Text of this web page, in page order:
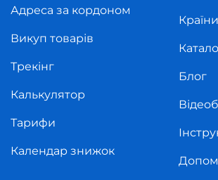
Адреса за кордоном
Викуп товарів
Трекінг
Калькулятор
Тарифи
Календар знижок
Країни
Блог